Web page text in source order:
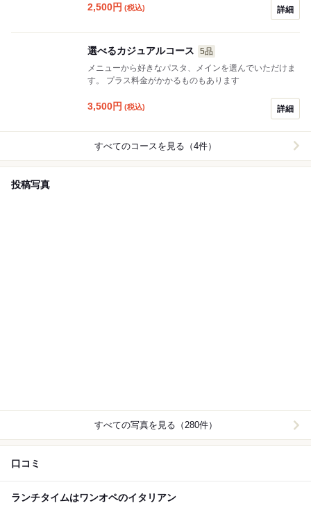
2,500円 (税込) 詳細
選べるカジュアルコース
5品
メニューから好きなパスタ、メインを選んでいただけま
す。 プラス料金がかかるものもあります
3,500円 (税込) 詳細
すべてのコースを見る（4件）
投稿写真
すべての写真を見る（280件）
口コミ
ランチタイムはワンオペのイタリアン